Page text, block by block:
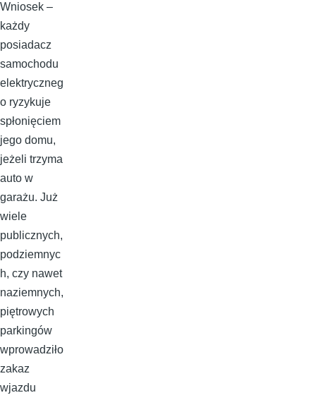
Wniosek –
każdy
posiadacz
samochodu
elektryczneg
o ryzykuje
spłonięciem
jego domu,
jeżeli trzyma
auto w
garażu. Już
wiele
publicznych,
podziemnyc
h, czy nawet
naziemnych,
piętrowych
parkingów
wprowadziło
zakaz
wjazdu